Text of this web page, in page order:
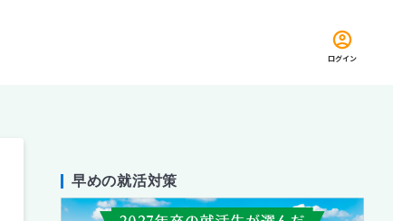
ログイン
早めの就活対策